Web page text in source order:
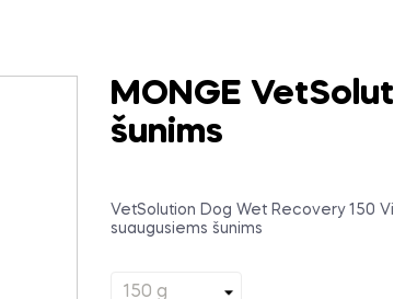
MONGE
šunims
VetSolution Dog Wet Recovery 150
suaugusiems šunims